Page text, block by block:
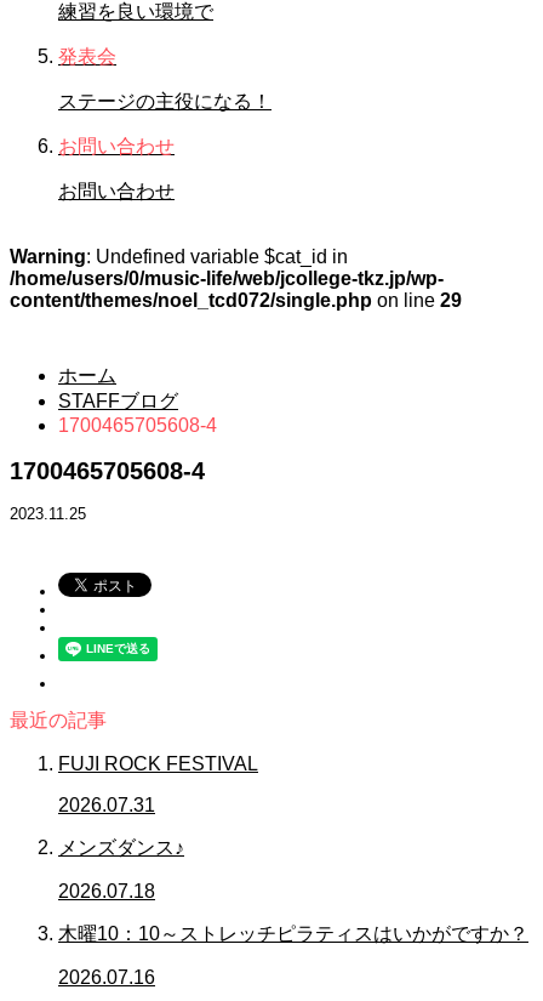
練習を良い環境で
発表会
ステージの主役になる！
お問い合わせ
お問い合わせ
Warning: Undefined variable $cat_id in
/home/users/0/music-life/web/jcollege-tkz.jp/wp-
content/themes/noel_tcd072/single.php on line 29
ホーム
STAFFブログ
1700465705608-4
1700465705608-4
2023.11.25
最近の記事
FUJI ROCK FESTIVAL
2026.07.31
メンズダンス♪
2026.07.18
木曜10：10～ストレッチピラティスはいかがですか？
2026.07.16